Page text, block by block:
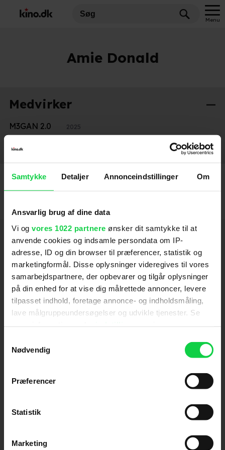
Samtykke Detaljer Annonceindstillinger Om
Ansvarlig brug af dine data
Vi og vores 1022 partnere ønsker dit samtykke til at
anvende cookies og indsamle persondata om IP-
adresse, ID og din browser til præferencer, statistik og
marketingformål. Disse oplysninger videregives til vores
samarbejdspartnere, der opbevarer og tilgår oplysninger
på din enhed for at vise dig målrettede annoncer, levere
tilpasset indhold, foretage annonce- og indholdsmåling,
lave målgruppeundersøgelser og udvikle tjenester. Se
tilbage eller ændre indstillinger fra vores
"Cookiedeklaration", eller ved at trykke på "Privacy
Indsamle præcise oplysninger om din placering,
Identificere din enhed baseret på en scanning af
dens unikke karakteristika (fingerprinting)
Nødvendig
Præferencer
Statistik
Marketing
Menu
Amie Donald
Medvirker
M3GAN 2.0 2025
M3GAN
Hold dig opdateret
Send
Ved tilmelding accepterer jeg samtidig
Kino.dks
Markedsføringssamtykke